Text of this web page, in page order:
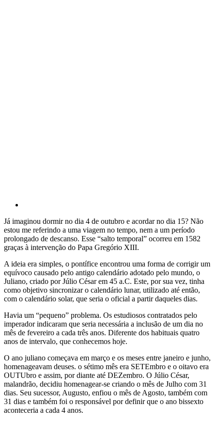
Já imaginou dormir no dia 4 de outubro e acordar no dia 15? Não
estou me referindo a uma viagem no tempo, nem a um período
prolongado de descanso. Esse “salto temporal” ocorreu em 1582
graças à intervenção do Papa Gregório XIII.
A ideia era simples, o pontífice encontrou uma forma de corrigir um
equívoco causado pelo antigo calendário adotado pelo mundo, o
Juliano, criado por Júlio César em 45 a.C. Este, por sua vez, tinha
como objetivo sincronizar o calendário lunar, utilizado até então,
com o calendário solar, que seria o oficial a partir daqueles dias.
Havia um “pequeno” problema. Os estudiosos contratados pelo
imperador indicaram que seria necessária a inclusão de um dia no
mês de fevereiro a cada três anos. Diferente dos habituais quatro
anos de intervalo, que conhecemos hoje.
O ano juliano começava em março e os meses entre janeiro e junho,
homenageavam deuses. o sétimo mês era SETEmbro e o oitavo era
OUTUbro e assim, por diante até DEZembro. O Júlio César,
malandrão, decidiu homenagear-se criando o mês de Julho com 31
dias. Seu sucessor, Augusto, enfiou o mês de Agosto, também com
31 dias e também foi o responsável por definir que o ano bissexto
aconteceria a cada 4 anos.